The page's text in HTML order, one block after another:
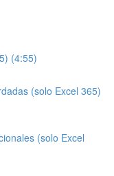
(4:55)
(solo Excel 365)
(solo Excel